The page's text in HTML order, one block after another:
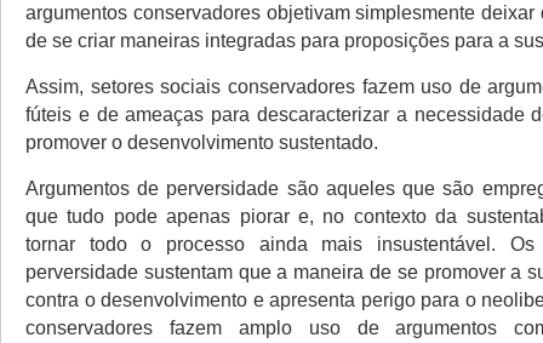
argumentos conservadores objetivam simplesmente deixar
de se criar maneiras integradas para proposições para a
Assim, setores sociais conservadores fazem uso de
fúteis e de ameaças para descaracterizar a necessidade
promover o desenvolvimento sustentado.
Argumentos de perversidade são aqueles que são
que tudo pode apenas piorar e, no contexto da
tornar todo o processo ainda mais insustentável. Os
perversidade sustentam que a maneira de se promover a
contra o desenvolvimento e apresenta perigo para o
conservadores fazem amplo uso de argumentos